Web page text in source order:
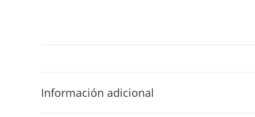
Información adicional